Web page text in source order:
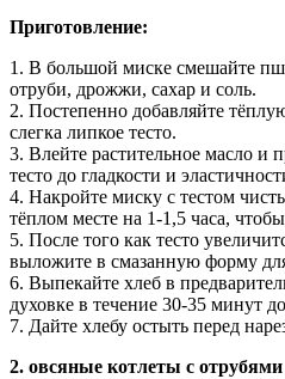
Приготовление:
1. В большой миске смешайте
отруби, дрожжи, сахар и соль.
2. Постепенно добавляйте
слегка липкое тесто.
3. Влейте растительное масло и
тесто до гладкости и
4. Накройте миску с тестом
тёплом месте на 1-1,5 часа,
5. После того как тесто
выложите в смазанную форму
6. Выпекайте хлеб в
духовке в течение 30-35 минут
7. Дайте хлебу остыть перед
2. овсяные котлеты с